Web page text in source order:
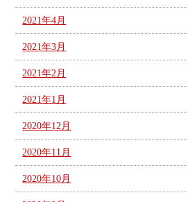
2021年4月
2021年3月
2021年2月
2021年1月
2020年12月
2020年11月
2020年10月